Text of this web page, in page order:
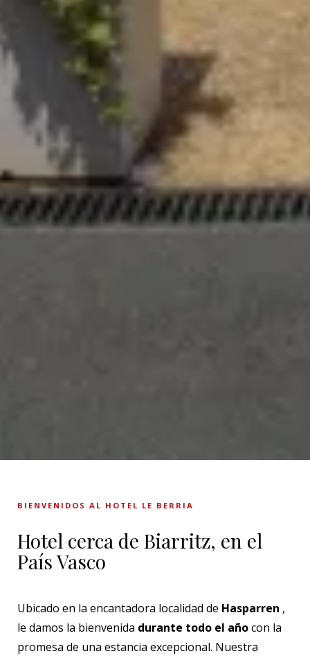
BIENVENIDOS AL HOTEL LE BERRIA
Hotel cerca de Biarritz, en el
País Vasco
Ubicado en la encantadora localidad de Hasparren ,
le damos la bienvenida durante todo el añocon la
promesa de una estancia excepcional. Nuestra